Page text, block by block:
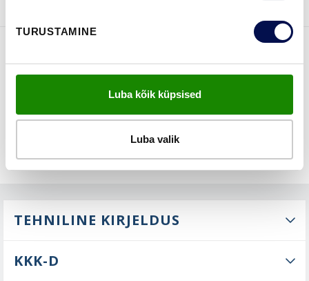
TURUSTAMINE
Luba kõik küpsised
Luba valik
FUNKTSIOONID
TEHNILINE KIRJELDUS
KKK-D